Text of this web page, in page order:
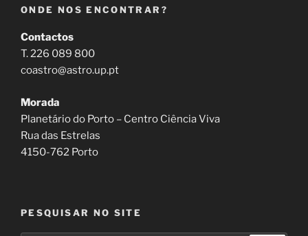
ONDE NOS ENCONTRAR?
Contactos
T. 226 089 800
coastro@astro.up.pt
Morada
Planetário do Porto – Centro Ciência Viva
Rua das Estrelas
4150-762 Porto
PESQUISAR NO SITE